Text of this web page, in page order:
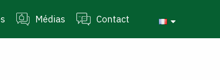
Médias Contact